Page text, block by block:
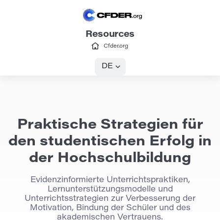
Resources
Cfder.org
DE
Praktische Strategien für
den studentischen Erfolg in
der Hochschulbildung
Evidenzinformierte Unterrichtspraktiken,
Lernunterstützungsmodelle und
Unterrichtsstrategien zur Verbesserung der
Motivation, Bindung der Schüler und des
akademischen Vertrauens.